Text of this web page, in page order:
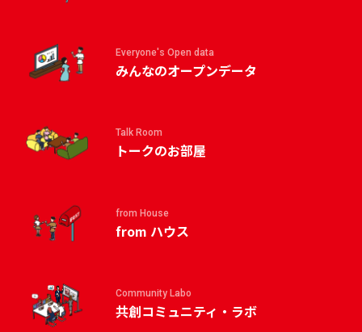
Everyone's Open data
みんなのオープンデータ
Talk Room
トークのお部屋
from House
from ハウス
Community Labo
共創コミュニティ・ラボ